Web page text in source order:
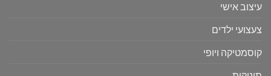
עיצוב אישי
צעצועי ילדים
קוסמטיקה ויופי